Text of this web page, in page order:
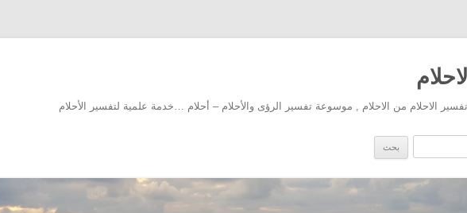
الاحلام من الاحلام , موسوعة تفسير الرؤى والأحلام – أحلام …خدمة علمية لتفسير الأحلام